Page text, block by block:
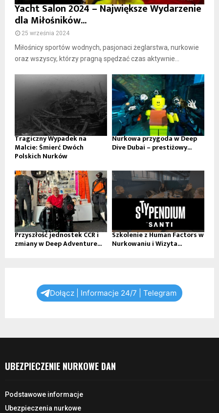
Yacht Salon 2024 – Największe Wydarzenie
dla Miłośników...
25 września 2024
Miłośnicy sportów wodnych, pasjonaci żeglarstwa, nurkowie
oraz wszyscy, którzy pragną spędzać czas aktywnie...
Tragiczny Wypadek na
Malcie: Śmierć Dwóch
Polskich Nurków
Nurkowa przygoda w Deep
Dive Dubai – prestiżowy...
Przyszłość jednostek CCR i
zmiany w Deep Adventure...
Szkolenie z Human Factors w
Nurkowaniu i Wizyta...
Dołącz | Informacje 24/7 | Telegram
UBEZPIECZENIE NURKOWE DAN
Podstawowe informacje
Ubezpieczenia nurkowe